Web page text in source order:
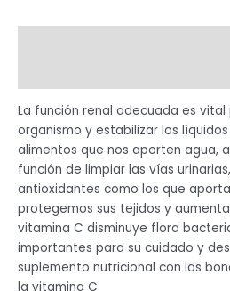
La función renal adecuada es
organismo y estabilizar los
alimentos que nos aporten agua,
función de limpiar las vías
antioxidantes como los que
protegemos sus tejidos y
vitamina C disminuye flora
importantes para su cuidado y
suplemento nutricional con las
la vitamina C.